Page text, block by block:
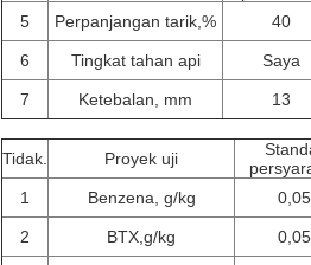
5
Perpanjangan tarik,% 40
6
Tingkat tahan api Saya
7
Ketebalan, mm 13
Tidak. Proyek uji
1 Benzena, g/kg 0,05
2
BTX,g/kg 0,05